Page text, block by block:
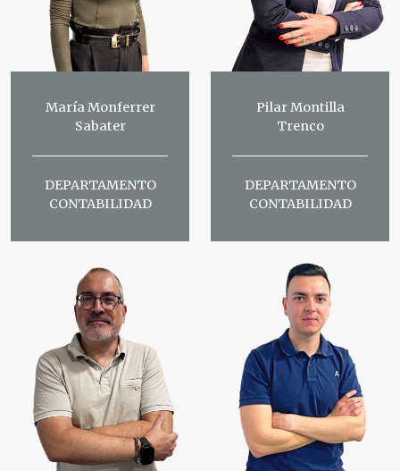
María Monferrer
Sabater
DEPARTAMENTO
CONTABILIDAD
Pilar Montilla
Trenco
DEPARTAMENTO
CONTABILIDAD